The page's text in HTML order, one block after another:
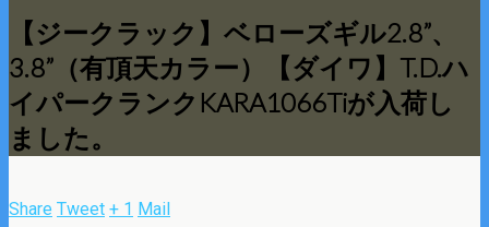
【ジークラック】ベローズギル2.8”、
3.8”（有頂天カラー）【ダイワ】T.D.ハ
イパークランクKARA1066Tiが入荷し
ました。
Share Tweet + 1 Mail